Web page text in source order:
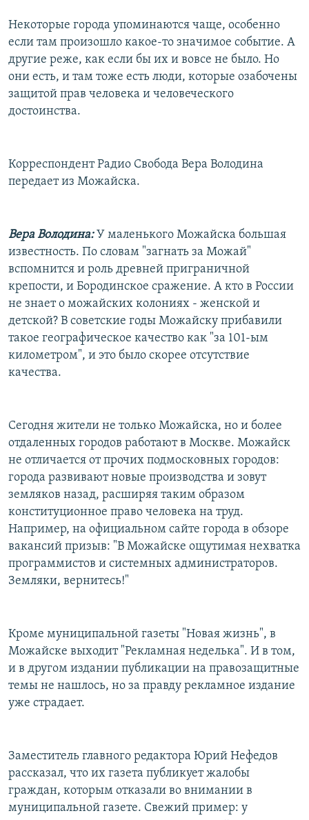
Некоторые города упоминаются чаще, особенно
если там произошло какое-то значимое событие. А
другие реже, как если бы их и вовсе не было. Но
они есть, и там тоже есть люди, которые озабочены
защитой прав человека и человеческого
достоинства.
Корреспондент Радио Свобода Вера Володина
передает из Можайска.
Вера Володина:У маленького Можайска большая
известность. По словам "загнать за Можай"
вспомнится и роль древней приграничной
крепости, и Бородинское сражение. А кто в России
не знает о можайских колониях - женской и
детской? В советские годы Можайску прибавили
такое географическое качество как "за 101-ым
километром", и это было скорее отсутствие
качества.
Сегодня жители не только Можайска, но и более
отдаленных городов работают в Москве. Можайск
не отличается от прочих подмосковных городов:
города развивают новые производства и зовут
земляков назад, расширяя таким образом
конституционное право человека на труд.
Например, на официальном сайте города в обзоре
вакансий призыв: "В Можайске ощутимая нехватка
программистов и системных администраторов.
Земляки, вернитесь!"
Кроме муниципальной газеты "Новая жизнь", в
Можайске выходит "Рекламная неделька". И в том,
и в другом издании публикации на правозащитные
темы не нашлось, но за правду рекламное издание
уже страдает.
Заместитель главного редактора Юрий Нефедов
рассказал, что их газета публикует жалобы
граждан, которым отказали во внимании в
муниципальной газете. Свежий пример: у